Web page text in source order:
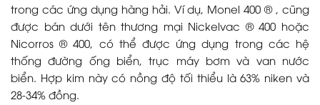
trong các ứng dụng hàng hải. Ví dụ, Monel 400 ® , cũng
được bán dưới tên thương mại Nickelvac ® 400 hoặc
Nicorros ® 400, có thể được ứng dụng trong các hệ
thống đường ống biển, trục máy bơm và van nước
biển. Hợp kim này có nồng độ tối thiểu là 63% niken và
28-34% đồng.